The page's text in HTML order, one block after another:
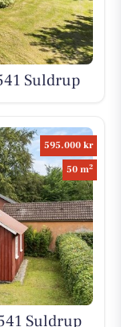
Suldrup
595.000 kr
50 m2
Suldrup